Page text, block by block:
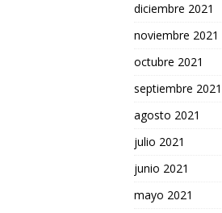
diciembre 2021
noviembre 2021
octubre 2021
septiembre 2021
agosto 2021
julio 2021
junio 2021
mayo 2021